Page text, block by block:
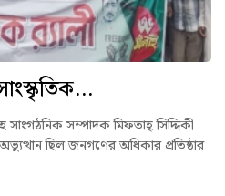
সাংগঠনিক সম্পাদক মিফতাহ্ সিদ্দিকী
ছিল জনগণের অধিকার প্রতিষ্ঠার